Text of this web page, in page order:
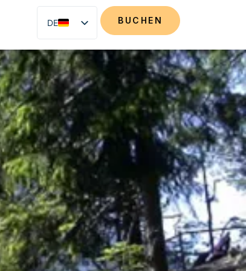
DE
EN
FR
NL
IT
ES
BUCHEN